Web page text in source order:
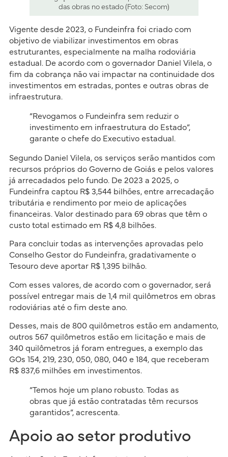
das obras no estado (Foto: Secom)
Vigente desde 2023, o Fundeinfra foi criado com
objetivo de viabilizar investimentos em obras
estruturantes, especialmente na malha rodoviária
estadual. De acordo com o governador Daniel Vilela, o
fim da cobrança não vai impactar na continuidade dos
investimentos em estradas, pontes e outras obras de
infraestrutura.
“Revogamos o Fundeinfra sem reduzir o
investimento em infraestrutura do Estado”,
garante o chefe do Executivo estadual.
Segundo Daniel Vilela, os serviços serão mantidos com
recursos próprios do Governo de Goiás e pelos valores
já arrecadados pelo fundo. De 2023 a 2025, o
Fundeinfra captou R$ 3,544 bilhões, entre arrecadação
tributária e rendimento por meio de aplicações
financeiras. Valor destinado para 69 obras que têm o
custo total estimado em R$ 4,8 bilhões.
Para concluir todas as intervenções aprovadas pelo
Conselho Gestor do Fundeinfra, gradativamente o
Tesouro deve aportar R$ 1,395 bilhão.
Com esses valores, de acordo com o governador, será
possível entregar mais de 1,4 mil quilômetros em obras
rodoviárias até o fim deste ano.
Desses, mais de 800 quilômetros estão em andamento,
outros 567 quilômetros estão em licitação e mais de
340 quilômetros já foram entregues, a exemplo das
GOs 154, 219, 230, 050, 080, 040 e 184, que receberam
R$ 837,6 milhões em investimentos.
“Temos hoje um plano robusto. Todas as
obras que já estão contratadas têm recursos
garantidos”, acrescenta.
Apoio ao setor produtivo